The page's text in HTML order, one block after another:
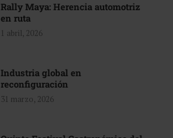
Rally Maya: Herencia automotriz
en ruta
1 abril, 2026
Industria global en
reconfiguración
31 marzo, 2026